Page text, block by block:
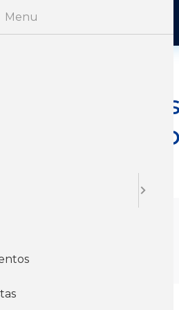
de
de los
Soares Netto
Menu